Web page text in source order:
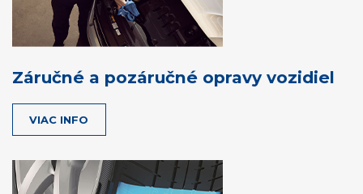
Záručné a pozáručné opravy vozidiel
VIAC INFO